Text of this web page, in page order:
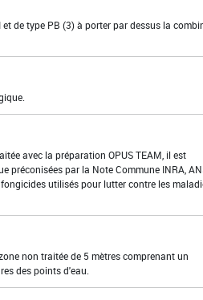
de type PB (3) à porter par dessus la
avec la préparation OPUS TEAM, il est
par la Note Commune INRA,
utilisés pour lutter contre les
non traitée de 5 mètres comprenant un
des points d'eau.